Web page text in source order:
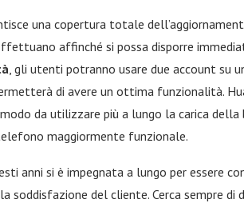
una copertura totale
affinché si possa disporre
, gli utenti potranno usare due account su
di avere un ottima funzionalità.
da utilizzare più a lungo la carica
maggiormente funzionale.
anni si è impegnata a lungo per essere
soddisfazione del cliente. Cerca sempre